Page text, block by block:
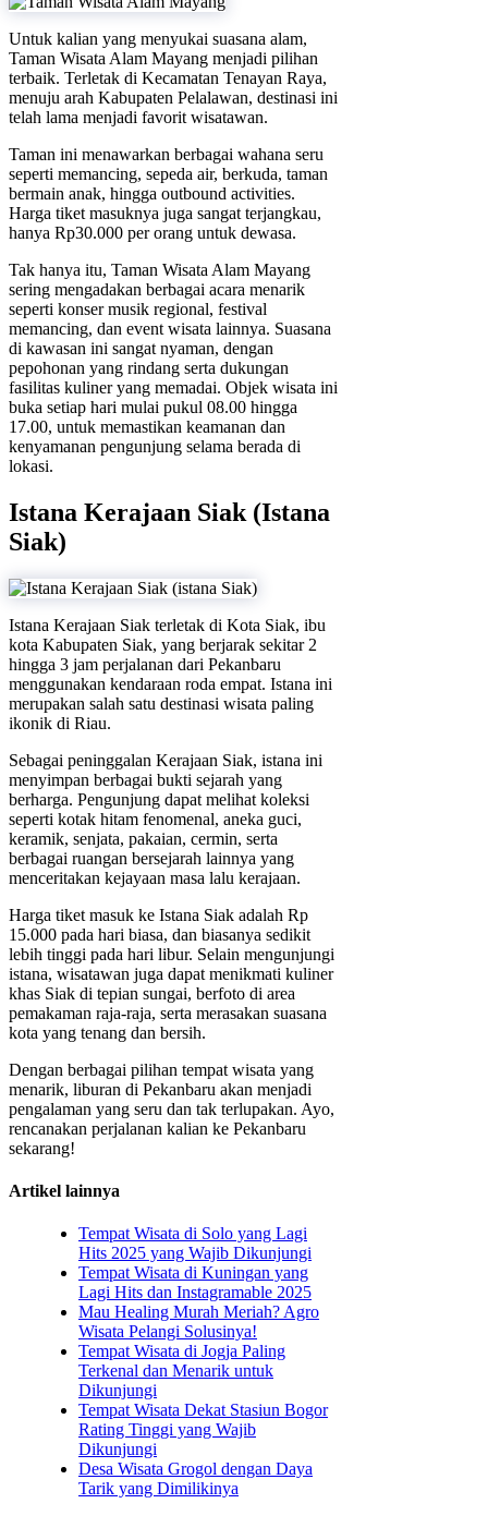
Untuk kalian yang menyukai suasana alam,
Taman Wisata Alam Mayang menjadi pilihan
terbaik. Terletak di Kecamatan Tenayan Raya,
menuju arah Kabupaten Pelalawan, destinasi ini
telah lama menjadi favorit wisatawan.
Taman ini menawarkan berbagai wahana seru
seperti memancing, sepeda air, berkuda, taman
bermain anak, hingga outbound activities.
Harga tiket masuknya juga sangat terjangkau,
hanya Rp30.000 per orang untuk dewasa.
Tak hanya itu, Taman Wisata Alam Mayang
sering mengadakan berbagai acara menarik
seperti konser musik regional, festival
memancing, dan event wisata lainnya. Suasana
di kawasan ini sangat nyaman, dengan
pepohonan yang rindang serta dukungan
fasilitas kuliner yang memadai. Objek wisata ini
buka setiap hari mulai pukul 08.00 hingga
17.00, untuk memastikan keamanan dan
kenyamanan pengunjung selama berada di
lokasi.
Istana Kerajaan Siak (Istana
Siak)
Istana Kerajaan Siak terletak di Kota Siak, ibu
kota Kabupaten Siak, yang berjarak sekitar 2
hingga 3 jam perjalanan dari Pekanbaru
menggunakan kendaraan roda empat. Istana ini
merupakan salah satu destinasi wisata paling
ikonik di Riau.
Sebagai peninggalan Kerajaan Siak, istana ini
menyimpan berbagai bukti sejarah yang
berharga. Pengunjung dapat melihat koleksi
seperti kotak hitam fenomenal, aneka guci,
keramik, senjata, pakaian, cermin, serta
berbagai ruangan bersejarah lainnya yang
menceritakan kejayaan masa lalu kerajaan.
Harga tiket masuk ke Istana Siak adalah Rp
15.000 pada hari biasa, dan biasanya sedikit
lebih tinggi pada hari libur. Selain mengunjungi
istana, wisatawan juga dapat menikmati kuliner
khas Siak di tepian sungai, berfoto di area
pemakaman raja-raja, serta merasakan suasana
kota yang tenang dan bersih.
Dengan berbagai pilihan tempat wisata yang
menarik, liburan di Pekanbaru akan menjadi
pengalaman yang seru dan tak terlupakan. Ayo,
rencanakan perjalanan kalian ke Pekanbaru
sekarang!
Artikel lainnya
Tempat Wisata di Solo yang Lagi
Hits 2025 yang Wajib Dikunjungi
Tempat Wisata di Kuningan yang
Lagi Hits dan Instagramable 2025
Mau Healing Murah Meriah? Agro
Wisata Pelangi Solusinya!
Tempat Wisata di Jogja Paling
Terkenal dan Menarik untuk
Dikunjungi
Tempat Wisata Dekat Stasiun Bogor
Rating Tinggi yang Wajib
Dikunjungi
Desa Wisata Grogol dengan Daya
Tarik yang Dimilikinya